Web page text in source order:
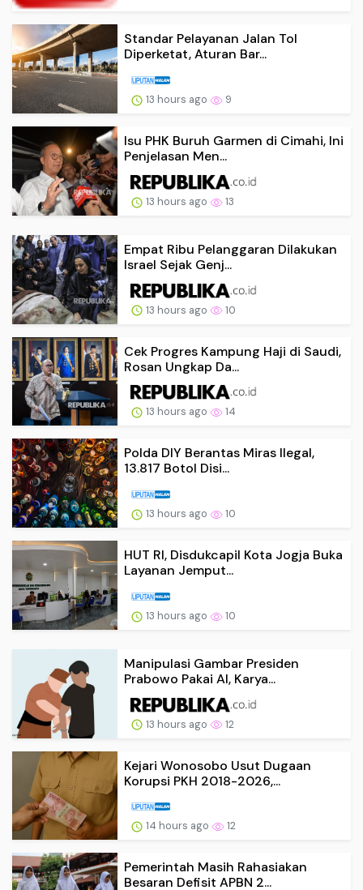
Standar Pelayanan Jalan Tol
Diperketat, Aturan Bar...
13 hours ago 9
Isu PHK Buruh Garmen di Cimahi, Ini
Penjelasan Men...
13 hours ago 13
Empat Ribu Pelanggaran Dilakukan
Israel Sejak Genj...
13 hours ago 10
Cek Progres Kampung Haji di Saudi,
Rosan Ungkap Da...
13 hours ago 14
Polda DIY Berantas Miras Ilegal,
13.817 Botol Disi...
13 hours ago 10
HUT RI, Disdukcapil Kota Jogja Buka
Layanan Jemput...
13 hours ago 10
Manipulasi Gambar Presiden
Prabowo Pakai AI, Karya...
13 hours ago 12
Kejari Wonosobo Usut Dugaan
Korupsi PKH 2018-2026,...
14 hours ago 12
Pemerintah Masih Rahasiakan
Besaran Defisit APBN 2...